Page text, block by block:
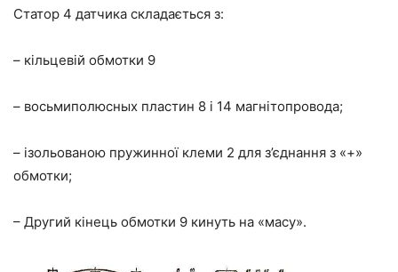
Статор 4 датчика складається з:
– кільцевій обмотки 9
– восьмиполюсных пластин 8 і 14 магнітопровода;
– ізольованою пружинної клеми 2 для з’єднання з «+»
обмотки;
– Другий кінець обмотки 9 кинуть на «масу».